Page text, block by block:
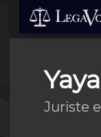
Juriste